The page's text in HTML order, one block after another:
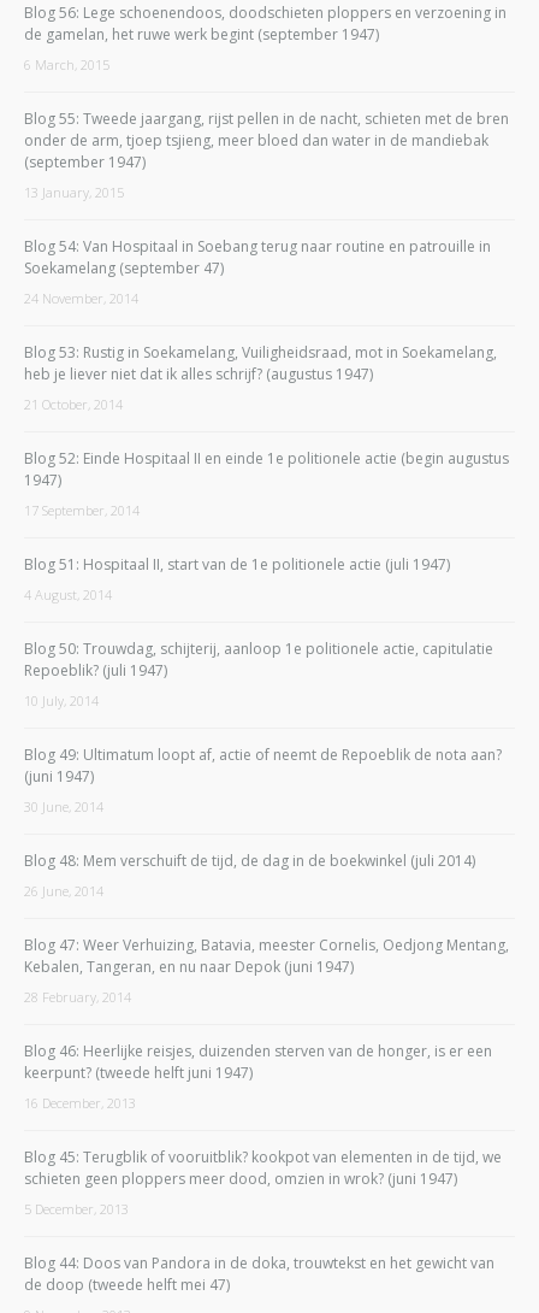
Blog 56: Lege schoenendoos, doodschieten ploppers en verzoening in
de gamelan, het ruwe werk begint (september 1947)
6 March, 2015
Blog 55: Tweede jaargang, rijst pellen in de nacht, schieten met de bren
onder de arm, tjoep tsjieng, meer bloed dan water in de mandiebak
(september 1947)
13 January, 2015
Blog 54: Van Hospitaal in Soebang terug naar routine en patrouille in
Soekamelang (september 47)
24 November, 2014
Blog 53: Rustig in Soekamelang, Vuiligheidsraad, mot in Soekamelang,
heb je liever niet dat ik alles schrijf? (augustus 1947)
21 October, 2014
Blog 52: Einde Hospitaal II en einde 1e politionele actie (begin augustus
1947)
17 September, 2014
Blog 51: Hospitaal II, start van de 1e politionele actie (juli 1947)
4 August, 2014
Blog 50: Trouwdag, schijterij, aanloop 1e politionele actie, capitulatie
Repoeblik? (juli 1947)
10 July, 2014
Blog 49: Ultimatum loopt af, actie of neemt de Repoeblik de nota aan?
(juni 1947)
30 June, 2014
Blog 48: Mem verschuift de tijd, de dag in de boekwinkel (juli 2014)
26 June, 2014
Blog 47: Weer Verhuizing, Batavia, meester Cornelis, Oedjong Mentang,
Kebalen, Tangeran, en nu naar Depok (juni 1947)
28 February, 2014
Blog 46: Heerlijke reisjes, duizenden sterven van de honger, is er een
keerpunt? (tweede helft juni 1947)
16 December, 2013
Blog 45: Terugblik of vooruitblik? kookpot van elementen in de tijd, we
schieten geen ploppers meer dood, omzien in wrok? (juni 1947)
5 December, 2013
Blog 44: Doos van Pandora in de doka, trouwtekst en het gewicht van
de doop (tweede helft mei 47)